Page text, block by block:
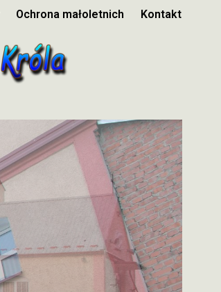
Ochrona małoletnich Kontakt